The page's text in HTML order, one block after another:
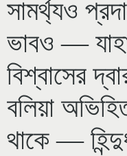
সামর্থ্যও
ভাবও —
বিশ্বাসের
বলিয়া
থাকে —